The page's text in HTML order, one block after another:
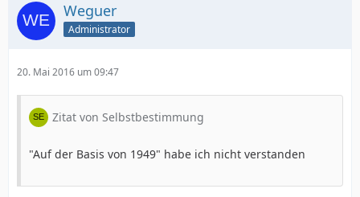
Weguer
Administrator
20. Mai 2016 um 09:47
Zitat von Selbstbestimmung
"Auf der Basis von 1949" habe ich nicht verstanden